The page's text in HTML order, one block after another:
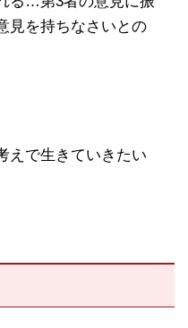
見を持ちなさいとの
えで生きていきたい